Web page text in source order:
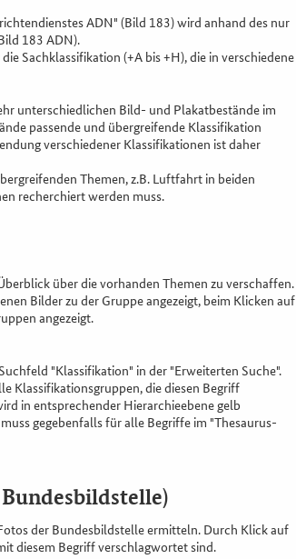
ADN" (Bild 183) wird anhand des nur
183 ADN).
Sachklassifikation (+A bis +H), die in verschiedene
unterschiedlichen Bild- und Plakatbestände im
passende und übergreifende Klassifikation
verschiedener Klassifikationen ist daher
Themen, z.B. Luftfahrt in beiden
recherchiert werden muss.
über die vorhanden Themen zu verschaffen.
Bilder zu der Gruppe angezeigt, beim Klicken auf
angezeigt.
"Klassifikation" in der "Erweiterten Suche".
Klassifikationsgruppen, die diesen Begriff
in entsprechender Hierarchieebene gelb
gegebenfalls für alle Begriffe im "Thesaurus-
der Bundesbildstelle ermitteln. Durch Klick auf
diesem Begriff verschlagwortet sind.